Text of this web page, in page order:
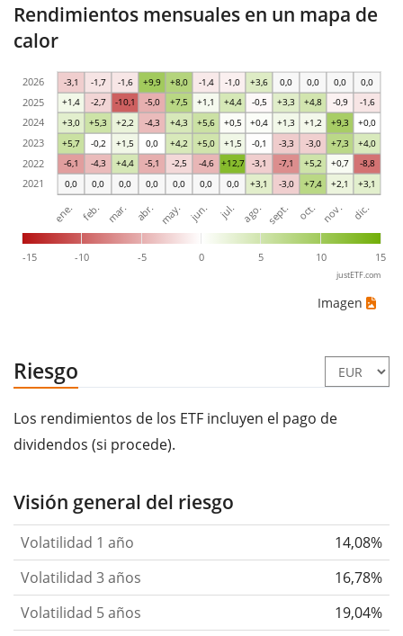
Rendimientos mensuales en un mapa de
calor
0,0 0,0 0,0 0,0 0,0 0,0 0,0 +3,1 -3,0 +7,4 +2,1 +3,1
-6,1 -4,3 +4,4 -5,1 -2,5 -4,6 +12,7 -3,1 -7,1 +5,2 +0,7 -8,8
+5,7 -0,2 +1,5 0,0 +4,2 +5,0 +1,5 -0,1 -3,3 -3,0 +7,3 +4,0
+3,0 +5,3 +2,2 -4,3 +4,3 +5,6 +0,5 +0,4 +1,3 +1,2 +9,3 +0,0
+1,4 -2,7 -10,1 -5,0 +7,5 +1,1 +4,4 -0,5 +3,3 +4,8 -0,9 -1,6
-3,1 -1,7 -1,6 +9,9 +8,0 -1,4 -1,0 +3,6 0,0 0,0 0,0 0,0
-15 -10 -5 0 5 10 15
ene. feb. mar. abr. may. jun. jul. ago. sept. oct. nov. dic.
2021
2022
2023
2024
2025
2026
justETF.com
Imagen
Riesgo
Los rendimientos de los ETF incluyen el pago de
dividendos (si procede).
Visión general del riesgo
Volatilidad 1 año
14,08%
Volatilidad 3 años
16,78%
Volatilidad 5 años
19,04%